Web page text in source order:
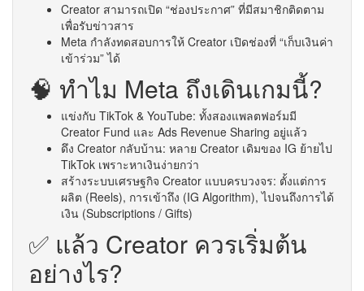
Creator สามารถเปิด “ช่องประกาศ” ที่มีสมาชิกติดตาม
เพื่อรับข่าวสาร
Meta กำลังทดสอบการให้ Creator เปิดช่องที่ “เก็บเงินค่า
เข้าร่วม” ได้
🧠 ทำไม Meta ถึงเดินเกมนี้?
แข่งกับ TikTok & YouTube: ทั้งสองแพลตฟอร์มมี
Creator Fund และ Ads Revenue Sharing อยู่แล้ว
ดึง Creator กลับบ้าน: หลาย Creator เดิมของ IG ย้ายไป
TikTok เพราะหาเงินง่ายกว่า
สร้างระบบเศรษฐกิจ Creator แบบครบวงจร: ตั้งแต่การ
ผลิต (Reels), การเข้าถึง (IG Algorithm), ไปจนถึงการได้
เงิน (Subscriptions / Gifts)
✅ แล้ว Creator ควรเริ่มต้น
อย่างไร?